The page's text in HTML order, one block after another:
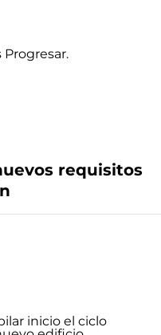
requisitos